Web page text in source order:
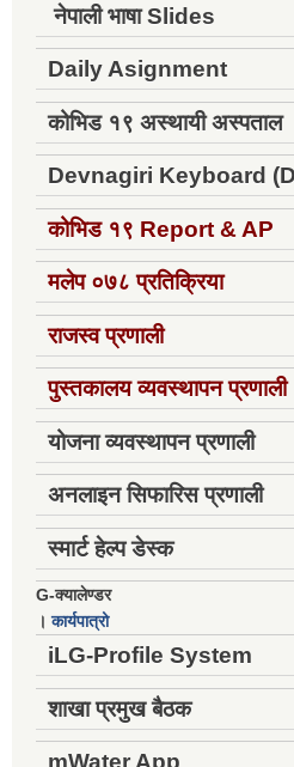
नेपाली भाषा Slides
Daily Asignment
कोभिड १९ अस्थायी अस्पताल
Devnagiri Keyboard
कोभिड १९ Report & AP
मलेप ०७८ प्रतिक्रिया
राजस्व प्रणाली
पुस्तकालय व्यवस्थापन प्रणाली
योजना व्यवस्थापन प्रणाली
अनलाइन सिफारिस प्रणाली
स्मार्ट हेल्प डेस्क
G-क्यालेण्डर
।कार्यपात्रो
iLG-Profile System
शाखा प्रमुख बैठक
mWater App